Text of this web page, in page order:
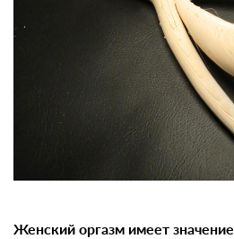
Женский оргазм имеет значение